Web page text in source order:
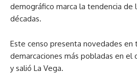
demográfico marca la tendencia de
décadas.
Este censo presenta novedades en
demarcaciones más pobladas en el
y salió La Vega.